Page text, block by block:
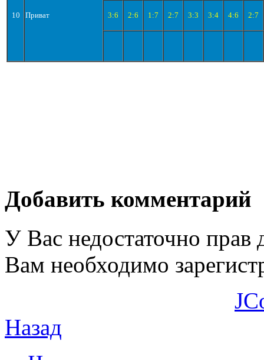
10 Приват 3:6 2:6 1:7 2:7 3:3 3:4 4:6 2:7
Добавить комментарий
У Вас недостаточно прав
Вам необходимо
Назад